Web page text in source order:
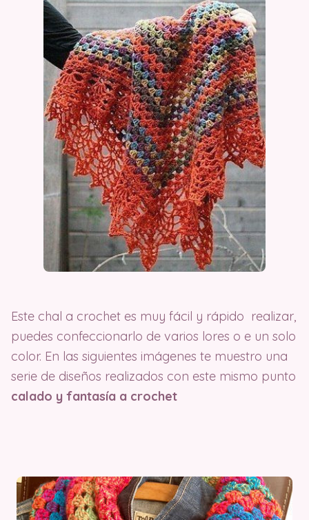
Este chal a crochet es muy fácil y rápido realizar,
puedes confeccionarlo de varios lores o e un solo
color. En las siguientes imágenes te muestro una
serie de diseños realizados con este mismo punto
calado y fantasía a crochet